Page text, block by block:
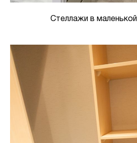
Стеллажи в